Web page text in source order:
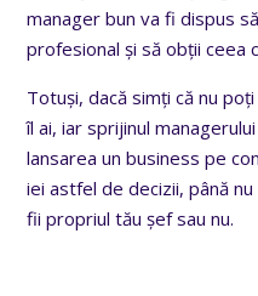
manager bun va fi dispus
profesional și să obții ceea
Totuși, dacă simți că nu
îl ai, iar sprijinul
lansarea un business pe
iei astfel de decizii, până
fii propriul tău șef sau nu.